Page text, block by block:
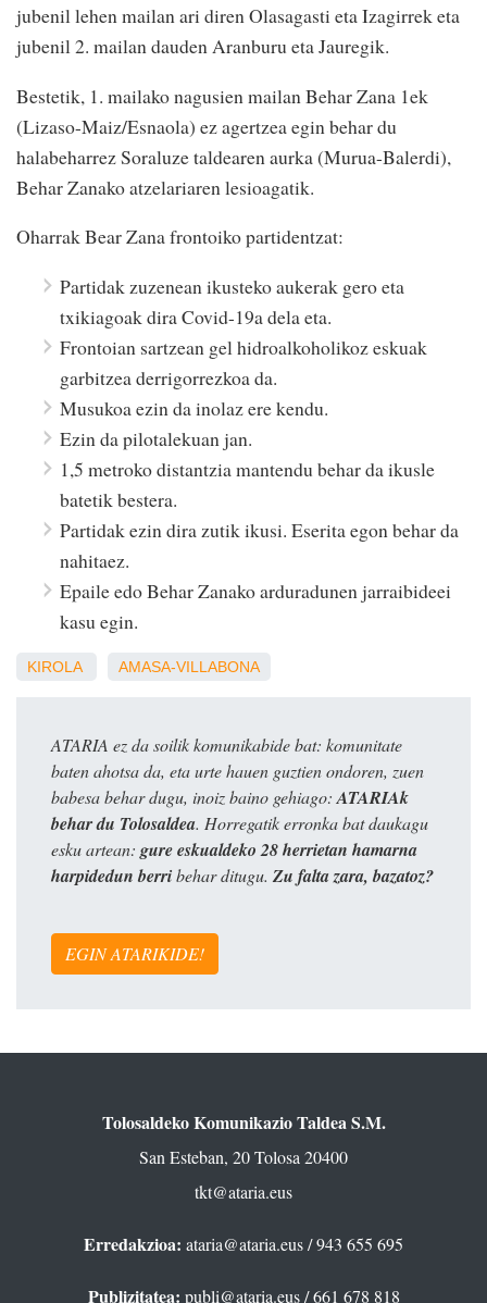
jubenil lehen mailan ari diren Olasagasti eta Izagirrek eta
jubenil 2. mailan dauden Aranburu eta Jauregik.
Bestetik, 1. mailako nagusien mailan Behar Zana 1ek
(Lizaso-Maiz/Esnaola) ez agertzea egin behar du
halabeharrez Soraluze taldearen aurka (Murua-Balerdi),
Behar Zanako atzelariaren lesioagatik.
Oharrak Bear Zana frontoiko partidentzat:
Partidak zuzenean ikusteko aukerak gero eta
txikiagoak dira Covid-19a dela eta.
Frontoian sartzean gel hidroalkoholikoz eskuak
garbitzea derrigorrezkoa da.
Musukoa ezin da inolaz ere kendu.
Ezin da pilotalekuan jan.
1,5 metroko distantzia mantendu behar da ikusle
batetik bestera.
Partidak ezin dira zutik ikusi. Eserita egon behar da
nahitaez.
Epaile edo Behar Zanako arduradunen jarraibideei
kasu egin.
KIROLA AMASA-VILLABONA
ATARIA ez da soilik komunikabide bat: komunitate
baten ahotsa da, eta urte hauen guztien ondoren, zuen
babesa behar dugu, inoiz baino gehiago: ATARIAk
behar du Tolosaldea. Horregatik erronka bat daukagu
esku artean: gure eskualdeko 28 herrietan hamarna
harpidedun berribehar ditugu. Zu falta zara, bazatoz?
EGIN ATARIKIDE!
Tolosaldeko Komunikazio Taldea S.M.
San Esteban, 20 Tolosa 20400
tkt@ataria.eus
Erredakzioa: ataria@ataria.eus/ 943 655 695
Publizitatea: publi@ataria.eus/ 661 678 818